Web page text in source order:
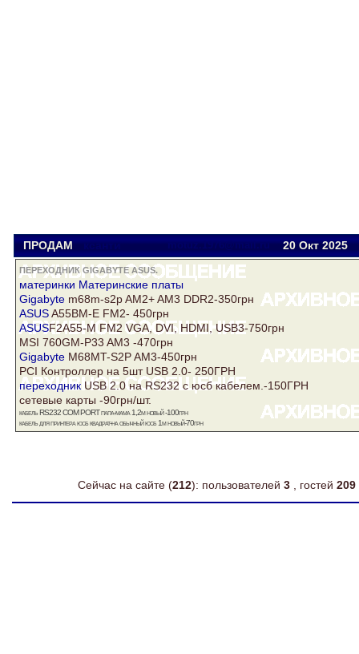
ПРОДАМ ксанти motuz.1976@mail.ru 20 Окт2025
ПЕРЕХОДНИК GIGABYTE ASUS.
материнки Материнские платы
Gigabyte m68m-s2p AM2+ AM3 DDR2-350грн
ASUSA55BM-E FM2- 450грн
ASUSF2A55-M FM2 VGA, DVI, HDMI, USB3-750грн
MSI 760GM-P33 AM3 -470грн
Gigabyte M68MT-S2P AM3-450грн
PCI Контроллер на 5шт USB 2.0- 250ГРН
переходник USB 2.0 на RS232 с юсб кабелем.-150ГРН
сетевые карты -90грн/шт.
кабель RS232 COM PORT папа-мама 1,2м новый -100грн
кабель для принтера юсб квадрат-на обычный юсб 1м новый-70грн
Сейчас на сайте (212): пользователей 3 , гостей 209